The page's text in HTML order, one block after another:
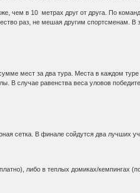
чем в 10 метрах друг от друга. По
раз, не мешая другим спортсменам. В
мест за два тура. Места в каждом
случае равенства веса уловов
сетка. В финале сойдутся два лучших
либо в теплых домиках/кемпингах